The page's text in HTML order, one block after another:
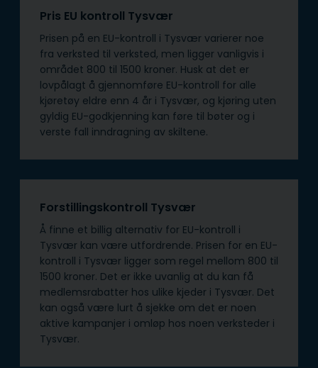
Pris EU kontroll Tysvær
Prisen på en EU-kontroll i Tysvær varierer noe
fra verksted til verksted, men ligger vanligvis i
området 800 til 1500 kroner. Husk at det er
lovpålagt å gjennomføre EU-kontroll for alle
kjøretøy eldre enn 4 år i Tysvær, og kjøring uten
gyldig EU-godkjenning kan føre til bøter og i
verste fall inndragning av skiltene.
Forstillingskontroll Tysvær
Å finne et billig alternativ for EU-kontroll i
Tysvær kan være utfordrende. Prisen for en EU-
kontroll i Tysvær ligger som regel mellom 800 til
1500 kroner. Det er ikke uvanlig at du kan få
medlemsrabatter hos ulike kjeder i Tysvær. Det
kan også være lurt å sjekke om det er noen
aktive kampanjer i omløp hos noen verksteder i
Tysvær.